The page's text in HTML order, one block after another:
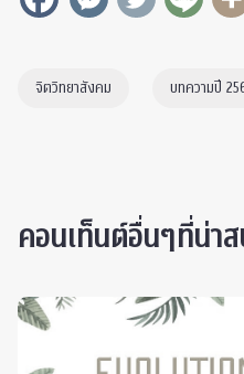
จิตวิทยาสังคม บทความปี
คอนเท็นต์อื่นๆที่น่าส